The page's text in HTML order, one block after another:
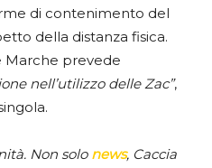
di contenimento del
della distanza fisica.
Marche prevede
nell’utilizzo delle Zac”,
Non solo news, Caccia